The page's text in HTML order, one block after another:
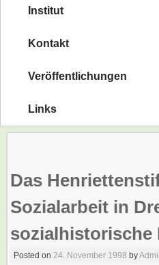
Institut
Kontakt
Veröffentlichungen
Links
Das
Sozialarbeit in
sozialhistorische
Posted on24. November 1998 by